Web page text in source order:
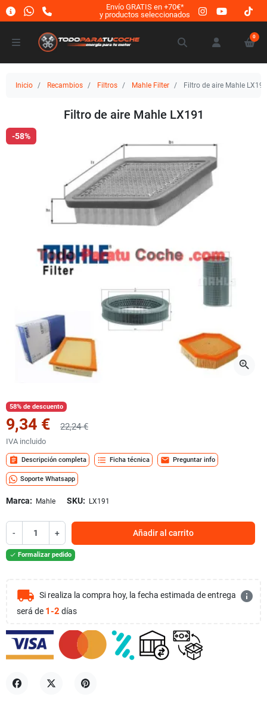
Envío GRATIS en +70€*
y productos seleccionados
0
Inicio Recambios Filtros Mahle Filter Filtro de aire Mahle LX191
Filtro de aire Mahle LX191
-58%
zoom_in
58% de descuento
9,34 € 22,24 €
IVA incluido
assignment Descripción completa format_list_bulleted Ficha técnica mail Preguntar info
Soporte Whatsapp
Marca: Mahle SKU: LX191
- + Añadir al carrito
 Formalizar pedido
local_shipping Si realiza la compra hoy, la fecha estimada de entrega
será de 1-2 días
info